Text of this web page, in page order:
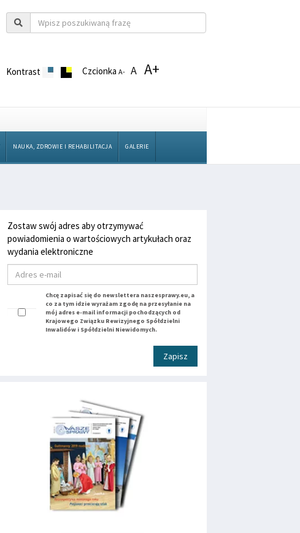
Kontrast CzcionkaA- A A+
NAUKA, ZDROWIE I REHABILITACJA GALERIE
Zostaw swój adres aby otrzymywać
powiadomienia o wartościowych artykułach oraz
wydania elektroniczne
Chcę zapisać się do newslettera naszesprawy.eu, a
co za tym idzie wyrażam zgodę na przesyłanie na
mój adres e-mail informacji pochodzących od
Krajowego Związku Rewizyjnego Spółdzielni
Inwalidów i Spółdzielni Niewidomych.
Zapisz